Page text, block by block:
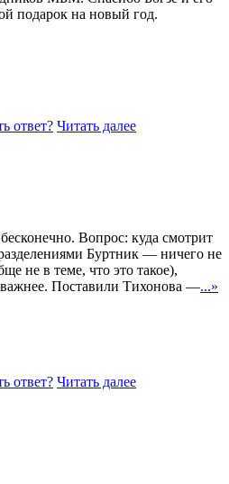
подарок на новый год.
ответ? Читать далее
Вопрос: куда смотрит
Буртник — ничего не
не в теме, что это такое),
Поставили Тихонова —...»
ответ? Читать далее